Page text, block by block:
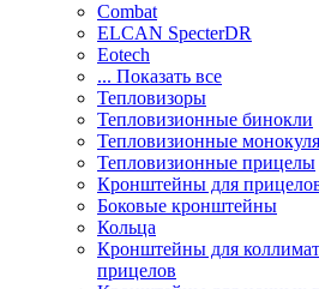
Combat
ELCAN SpecterDR
Eotech
... Показать все
Тепловизоры
Тепловизионные бинокли
Тепловизионные
Тепловизионные прицелы
Кронштейны для
Боковые кронштейны
Кольца
Кронштейны для
прицелов